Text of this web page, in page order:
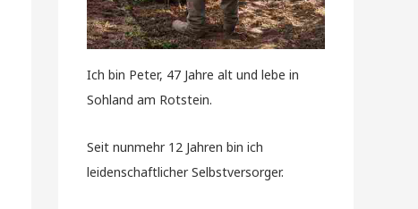
Ich bin Peter, 47 Jahre alt und lebe in
Sohland am Rotstein.
Seit nunmehr 12 Jahren bin ich
leidenschaftlicher Selbstversorger.